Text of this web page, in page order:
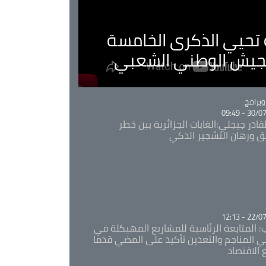
تحيي الذكرى الخامسة
الوطني الشعبي
30/07/
جيجلي:الغابات الجزائرية بين خطر
ورهان التشجير الذكي
22/07/
المتابعة الرئاسية للمشاريع المهيكلة في
المناجم والتعدين تأكيد على المضي قدما
الاقتصاد